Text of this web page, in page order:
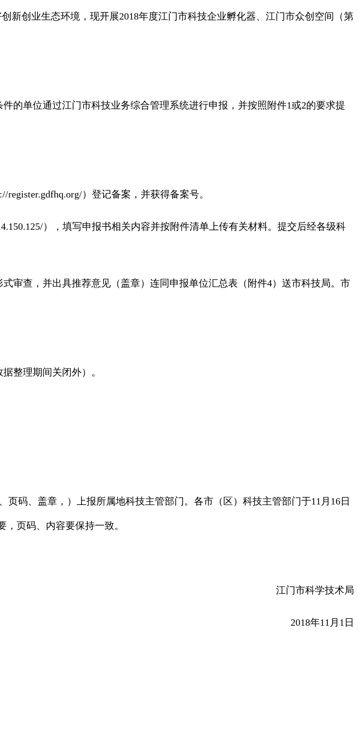
新创业生态环境，现开展2018年度江门市科技企业孵化器、江门市众创空间（第
的单位通过江门市科技业务综合管理系统进行申报 ，并按照附件1或2的要求提
register.gdfhq.org/）登记备案，并获得备案号。
），填写申报书相关内容并按附件清单上传有关材料。提交后经各级科
审查，并出具推荐意见（盖章）连同申报单位汇总表（附件4）送市科技局。市
整理期间关闭外）。
码、盖章，）上报所属地科技主管部门。各市（区）科技主管部门于11月16日
页码、内容要保持一致。
江门市科学技术局
2018年11 月 1 日